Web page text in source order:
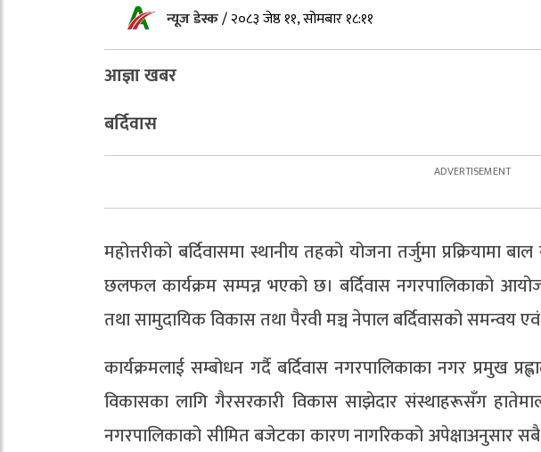
न्यूज डेस्क/२०८३ जेष्ठ ११, सोमबार १८:११
आज्ञा खबर
बर्दिवास
महोत्तरीको बर्दिवासमा स्थानीय तहको योजना तर्जुमा प्रक्रियामा
छलफल कार्यक्रम सम्पन्न भएको छ। बर्दिवास नगरपालिकाको
तथा सामुदायिक विकास तथा पैरवी मञ्च नेपाल बर्दिवासको समन्वय
कार्यक्रमलाई सम्बोधन गर्दै बर्दिवास नगरपालिकाका नगर प्रमुख
विकासका लागि गैरसरकारी विकास साझेदार संस्थाहरूसँग
नगरपालिकाको सीमित बजेटका कारण नागरिकको अपेक्षाअनुसार